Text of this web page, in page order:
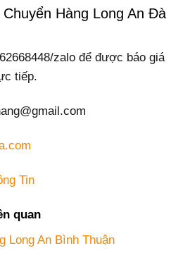
Hàng Long An Đà
zalo để được báo giá
tiếp.
Tin
quan
Long An Bình Thuận